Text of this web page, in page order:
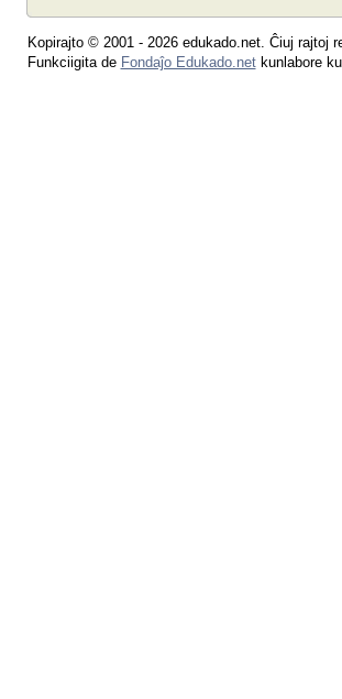
Kopirajto © 2001 - 2026 edukado.net. Ĉiuj rajtoj
Funkciigita de Fondaĵo Edukado.netkunlabore